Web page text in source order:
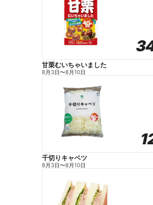
甘栗むいちゃいました
8月3日〜8月10日
千切りキャベツ
8月3日〜8月10日